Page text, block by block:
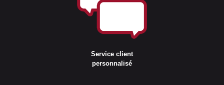
Service client
personnalisé